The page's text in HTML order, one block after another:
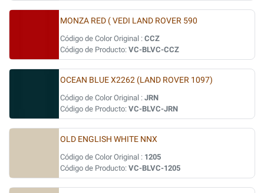
MONZA RED ( VEDI LAND ROVER 590
Código de Color Original : CCZ
Código de Producto: VC-BLVC-CCZ
OCEAN BLUE X2262 (LAND ROVER 1097)
Código de Color Original : JRN
Código de Producto: VC-BLVC-JRN
OLD ENGLISH WHITE NNX
Código de Color Original : 1205
Código de Producto: VC-BLVC-1205